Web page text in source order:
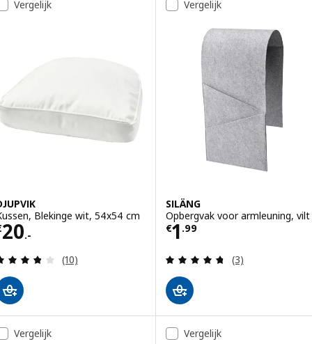
Vergelijk
Blekinge wit, 54x54 cm
20.- € 20.-
Beoordeling: 3.8 van 5 sterren. Totaal
(10)
Vergelijk
SILÄNG
Opbergvak voor armleuning, vilt
€1 .99
Prijs € 1.99
Beoordeling:
(3)
Vergelijk Vergelijk